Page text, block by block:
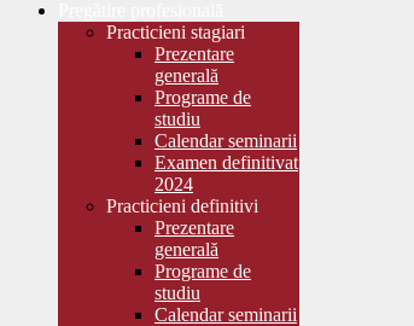
Practicieni stagiari
Prezentare
generală
Programe de
studiu
Calendar seminarii
Examen definitivat
2024
Practicieni definitivi
Prezentare
generală
Programe de
studiu
Calendar seminarii